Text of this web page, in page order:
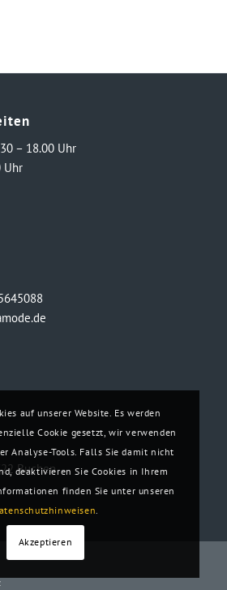
– 18.00 Uhr
Uhr
Buchen
auf unserer Website. Es werden
Cookie gesetzt, wir verwenden
Analyse-Tools. Falls Sie damit nicht
deaktivieren Sie Cookies in Ihrem
finden Sie unter unseren
.
Akzeptieren